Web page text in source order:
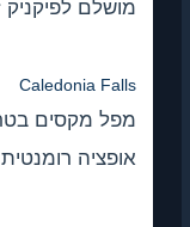
מושלם לפיקניק
Caledonia Falls
מפל מקסים
אופציה